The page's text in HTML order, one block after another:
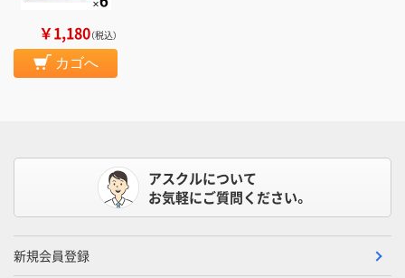
￥1,180（税込）
カゴへ
アスクルについて
お気軽にご質問ください。
新規会員登録